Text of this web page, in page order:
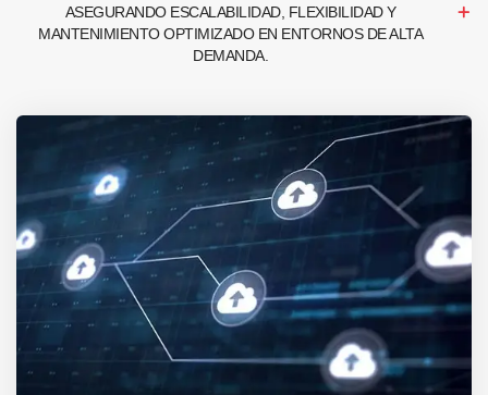
ASEGURANDO ESCALABILIDAD, FLEXIBILIDAD Y
MANTENIMIENTO OPTIMIZADO EN ENTORNOS DE ALTA
DEMANDA.